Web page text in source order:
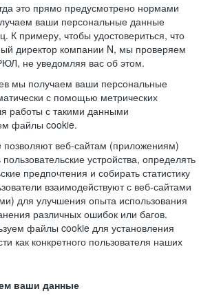
это прямо предусмотрено нормами
ваши персональные данные
К примеру, чтобы удостовериться, что
директор компании N, мы проверяем
не уведомляя вас об этом.
мы получаем ваши персональные
с помощью метрических
работы с такими данными
файлы cookie.
веб-сайтам (приложениям)
пользовательские устройства, определять
предпочтения и собирать статистику
взаимодействуют с веб-сайтами
для улучшения опыта использования
различных ошибок или багов.
файлы cookie для установления
как конкретного пользователя наших
ваши данные